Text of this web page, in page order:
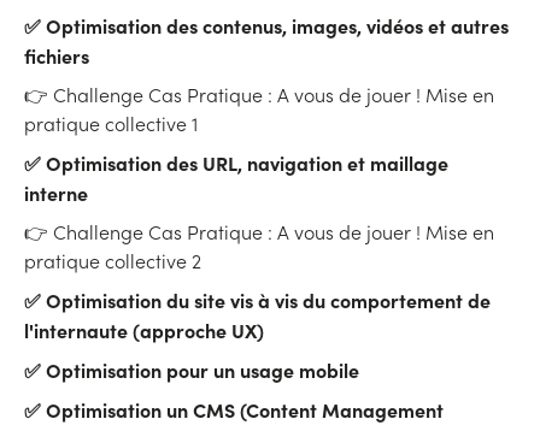
✅ Optimisation des contenus, images, vidéos et autres
fichiers
👉 Challenge Cas Pratique : A vous de jouer ! Mise en
pratique collective 1
✅ Optimisation des URL, navigation et maillage
interne
👉 Challenge Cas Pratique : A vous de jouer ! Mise en
pratique collective 2
✅ Optimisation du site vis à vis du comportement de
l'internaute (approche UX)
✅ Optimisation pour un usage mobile
✅ Optimisation un CMS (Content Management